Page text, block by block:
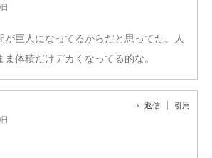
が巨人になってるからだと思ってた。人
体積だけデカくなってる的な。
返信 引用